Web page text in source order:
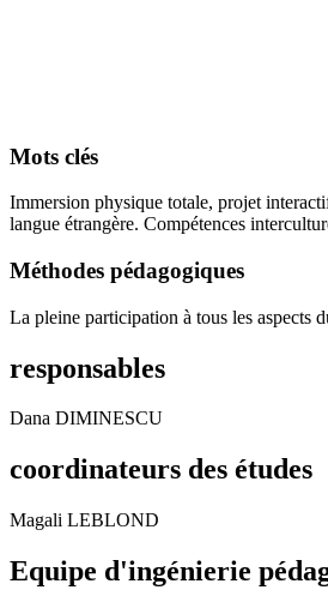
Mots clés
Immersion physique totale, projet
langue étrangère. Compétences
Méthodes pédagogiques
La pleine participation à tous les aspects
responsables
Dana DIMINESCU
coordinateurs des études
Magali LEBLOND
Equipe d'ingénierie